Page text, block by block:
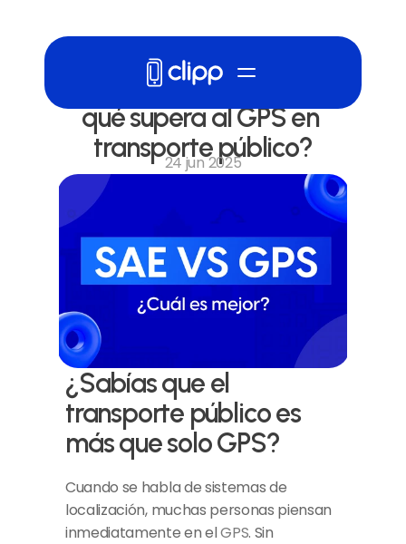
¿Qué es el SAE y por
qué supera al GPS en
transporte público?
24 jun 2025
¿Sabías que el
transporte público es
más que solo GPS?
Cuando se habla de sistemas de
localización, muchas personas piensan
inmediatamente en el GPS. Sin